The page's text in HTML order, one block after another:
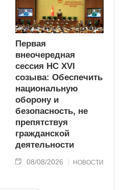
Первая
внеочередная
сессия НС XVI
созыва: Обеспечить
национальную
оборону и
безопасность, не
препятствуя
гражданской
деятельности
08/08/2026 НОВОСТИ